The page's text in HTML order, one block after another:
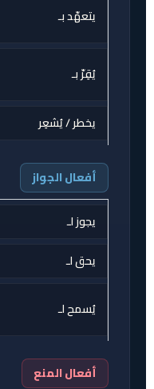
يتعهّد بـ
يُقِرّ بـ
يخطر / يُشعِر
أفعال الجواز
يجوز لـ
يحق لـ
يُسمح لـ
أفعال المنع